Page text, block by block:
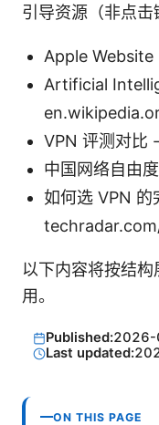
引导资源（非点击
Apple
Artificial
VPN 评测对比
中国网络自由
如何选 VPN 的
以下内容将按结
用。
Published:
Last updated:
ON THIS PAGE